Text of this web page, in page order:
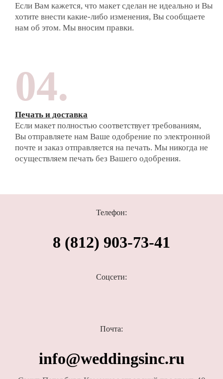
Если Вам кажется, что макет сделан не идеально и Вы
хотите внести какие-либо изменения, Вы сообщаете
нам об этом. Мы вносим правки.
04.
Печать и доставка
Если макет полностью соответствует требованиям,
Вы отправляете нам Ваше одобрение по электронной
почте и заказ отправляется на печать. Мы никогда не
осуществляем печать без Вашего одобрения.
Телефон:
8 (812) 903-73-41
Соцсети:
Почта:
info@weddingsinc.ru